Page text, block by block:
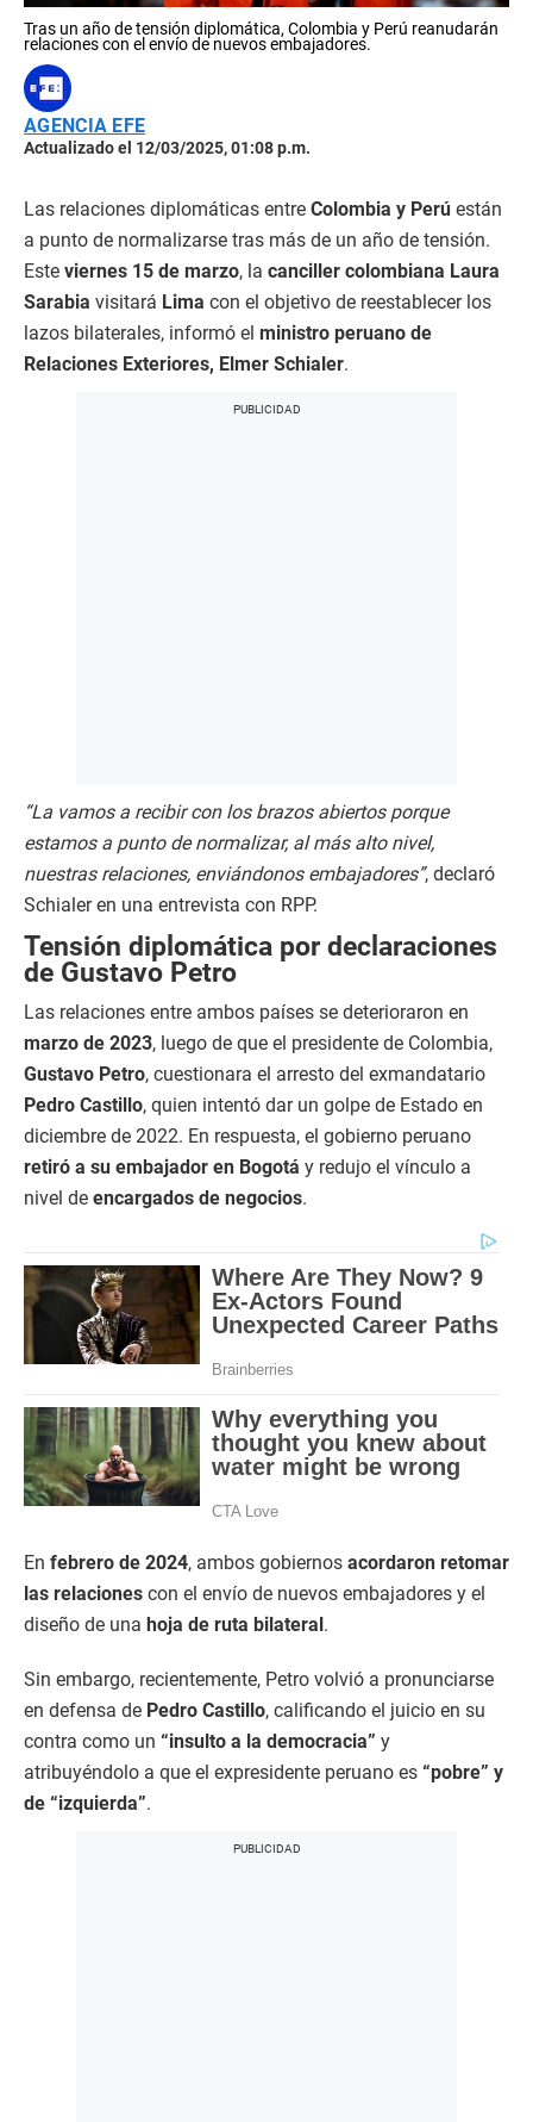
Tras un año de tensión diplomática, Colombia y Perú reanudarán
relaciones con el envío de nuevos embajadores.
AGENCIA EFE
Actualizado el 12/03/2025, 01:08 p.m.
Las relaciones diplomáticas entre Colombia y Perú están
a punto de normalizarse tras más de un año de tensión.
Este viernes 15 de marzo, la canciller colombiana Laura
Sarabia visitará Lima con el objetivo de reestablecer los
lazos bilaterales, informó el ministro peruano de
Relaciones Exteriores, Elmer Schialer.
“La vamos a recibir con los brazos abiertos porque
estamos a punto de normalizar, al más alto nivel,
nuestras relaciones, enviándonos embajadores”, declaró
Schialer en una entrevista con RPP.
Tensión diplomática por declaraciones
de Gustavo Petro
Las relaciones entre ambos países se deterioraron en
marzo de 2023, luego de que el presidente de Colombia,
Gustavo Petro, cuestionara el arresto del exmandatario
Pedro Castillo, quien intentó dar un golpe de Estado en
diciembre de 2022. En respuesta, el gobierno peruano
retiró a su embajador en Bogotá y redujo el vínculo a
nivel de encargados de negocios.
En febrero de 2024, ambos gobiernos acordaron retomar
las relaciones con el envío de nuevos embajadores y el
diseño de una hoja de ruta bilateral.
Sin embargo, recientemente, Petro volvió a pronunciarse
en defensa de Pedro Castillo, calificando el juicio en su
contra como un “insulto a la democracia” y
atribuyéndolo a que el expresidente peruano es “pobre” y
de “izquierda”.